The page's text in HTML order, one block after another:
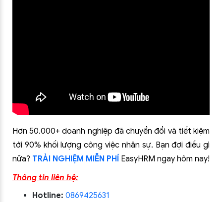
Hơn 50.000+ doanh nghiệp đã chuyển đổi và tiết kiệm
tới 90% khối lượng công việc nhân sự. Bạn đợi điều gì
nữa? TRẢI NGHIỆM MIỄN PHÍ EasyHRM ngay hôm nay!
Thông tin liên hệ:
Hotline: 0869425631